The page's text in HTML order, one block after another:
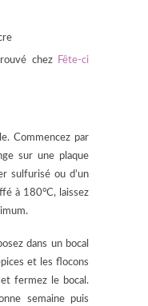
chez
Fête-ci
Commencez par
sur une plaque
sulfurisé ou d’un
à 180°C, laissez
dans un bocal
et les flocons
fermez le bocal.
semaine puis